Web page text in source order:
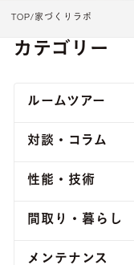
TOP 家づくりラボ
カテゴリー
ルームツアー
対談・コラム
性能・技術
間取り・暮らし
メンテナンス